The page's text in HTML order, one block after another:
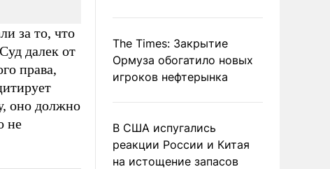
за то, что
далек от
права,
оно должно
не
The Times: Закрытие
Ормуза обогатило новых
игроков нефтерынка
В США испугались
реакции России и Китая
на истощение запасов